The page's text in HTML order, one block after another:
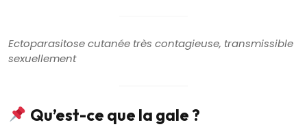
Ectoparasitose cutanée très contagieuse, transmissible
sexuellement
Qu’est-ce que la gale ?